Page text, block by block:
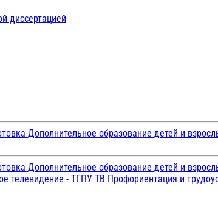
диссертацией
Дополнительное образование детей и
Дополнительное образование детей и
телевидение - ТГПУ ТВ Профориентация и